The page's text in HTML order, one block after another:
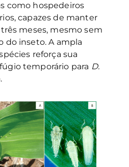
como hospedeiros
capazes de manter
meses, mesmo sem
do inseto. A ampla
reforça sua
temporário para D.